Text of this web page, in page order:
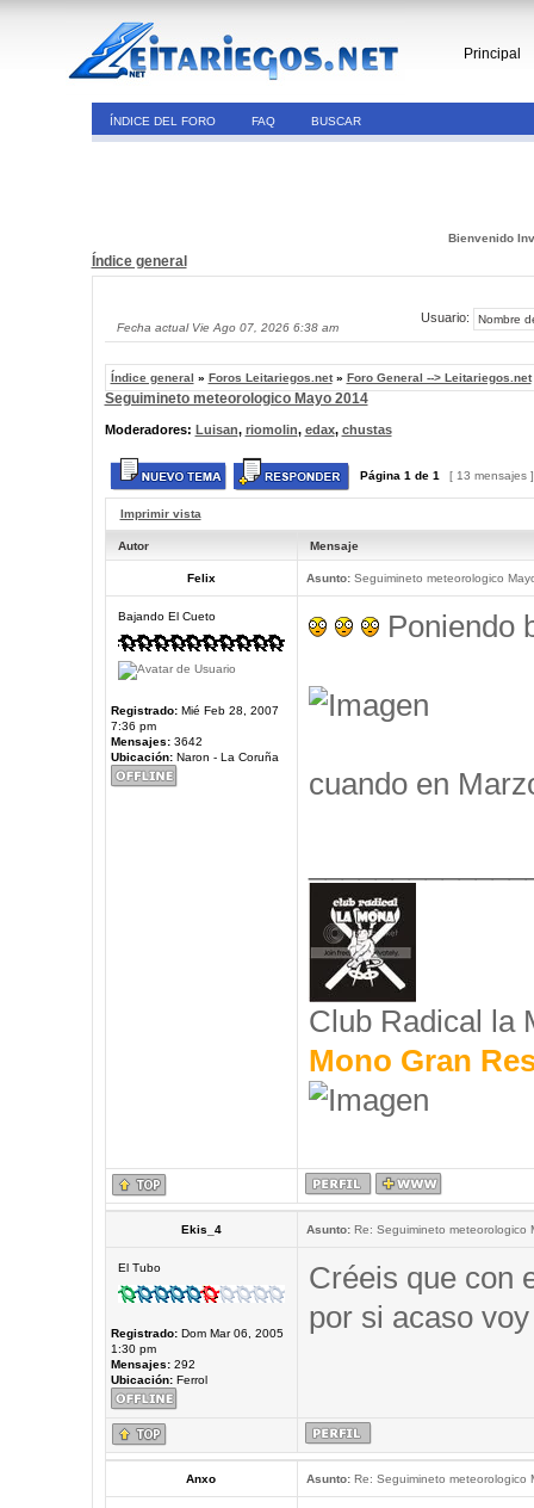
Principal
ÍNDICE DEL FORO FAQ BUSCAR
Bienvenido
Índice general
Fecha actual Vie Ago 07, 2026 6:38 am
Usuario:
Índice general » Foros Leitariegos.net» Foro General --> Leitariegos.net
Seguimineto meteorologico Mayo 2014
Moderadores: Luisan, riomolin, edax, chustas
Página 1 de 1 [ 13 mensajes
Imprimir vista
Autor Mensaje
Felix Asunto:Seguimineto meteorologico
Bajando El Cueto
Registrado:Mié Feb 28, 2007
7:36 pm
Mensajes:3642
Ubicación:Naron - La Coruña
Poniendo
cuando en
Club Radical la
Mono Gran
Ekis_4 Asunto:Re: Seguimineto meteorologico
El Tubo
Registrado:Dom Mar 06, 2005
1:30 pm
Mensajes:292
Ubicación:Ferrol
Créeis que con
por si acaso
Anxo Asunto:Re: Seguimineto meteorologico